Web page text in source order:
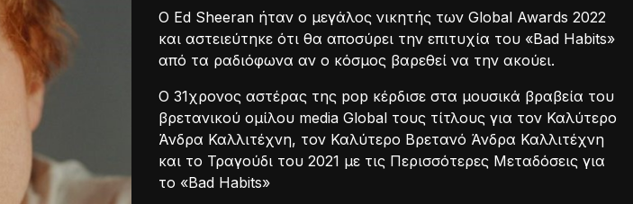
Ο Ed Sheeran ήταν ο μεγάλος νικητής των Global Awards 2022
και αστειεύτηκε ότι θα αποσύρει την επιτυχία του «Bad Habits»
από τα ραδιόφωνα αν ο κόσμος βαρεθεί να την ακούει.
Ο 31χρονος αστέρας της pop κέρδισε στα μουσικά βραβεία του
βρετανικού ομίλου media Global τους τίτλους για τον Καλύτερο
Άνδρα Καλλιτέχνη, τον Καλύτερο Βρετανό Άνδρα Καλλιτέχνη
και το Τραγούδι του 2021 με τις Περισσότερες Μεταδόσεις για
το «Bad Habits»